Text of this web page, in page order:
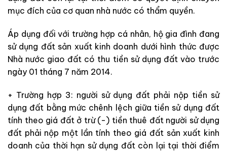
mục đích của cơ quan nhà nước có thẩm quyền.
Áp dụng đối với trường hợp cá nhân, hộ gia đình đang
sử dụng đất sản xuất kinh doanh dưới hình thức được
Nhà nước giao đất có thu tiền sử dụng đất vào trước
ngày 01 tháng 7 năm 2014.
+ Trường hợp 3: người sử dụng đất phải nộp tiền sử
dụng đất bằng mức chênh lệch giữa tiền sử dụng đất
tính theo giá đất ở trừ (-) tiền thuê đất người sử dụng
đất phải nộp một lần tính theo giá đất sản xuất kinh
doanh của thời hạn sử dụng đất còn lại tại thời điểm